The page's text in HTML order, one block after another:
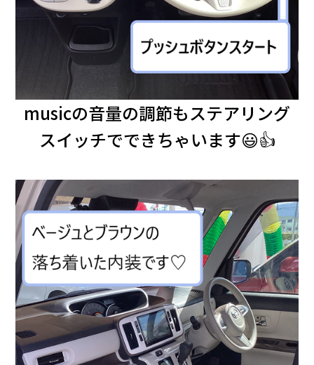
musicの音量の調節もステアリング
スイッチでできちゃいます😃👍